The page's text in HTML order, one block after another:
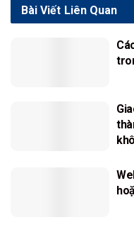
Liên Quan
Bài Viết